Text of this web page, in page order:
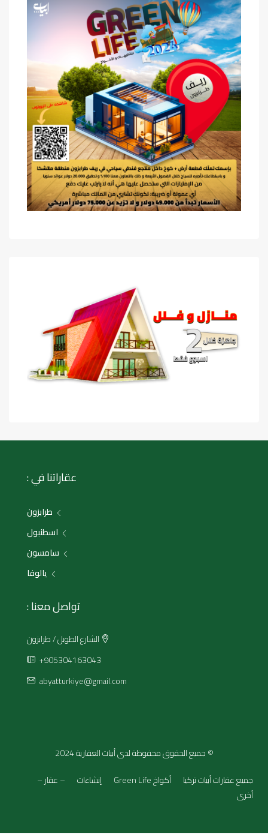
عقاراتنا في :
طرابزون
اسطنبول
سامسون
يالوفا
تواصل معنا :
الشارع الطويل / طرابزون
+905304163043
abyatturkiye@gmail.com
© جميع الحقوق محفوظة لدى أبيات العقارية 2024
جميع عقارات أبيات تركيا
أكواخ Green Life إنشاءات
– عقار –
أخرى